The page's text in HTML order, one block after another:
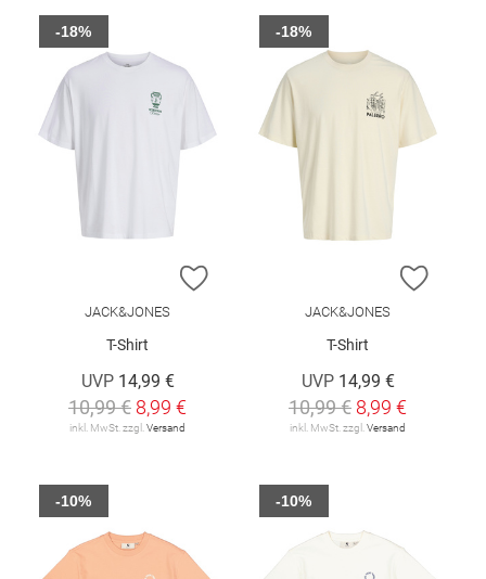
ZUR WUNSCHLISTE HINZUFÜGEN
JACK&JONES
T-Shirt
UVP 14,99 €
10,99 € 8,99 €
inkl. MwSt. zzgl. Versand
-18%
ZUR
JACK&JONES
T-Shirt
UVP 14,99 €
10,99 € 8,99 €
inkl. MwSt. zzgl. Versand
-18%
-10% -10%